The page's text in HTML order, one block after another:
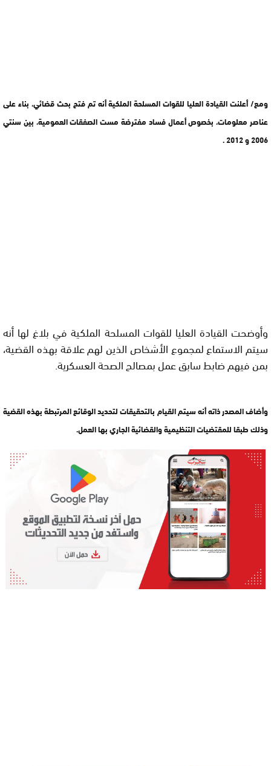
ومع/ أعلنت القيادة العليا للقوات المسلحة الملكية أنه تم فتح بحث قضائي، بناء على
عناصر معلومات، بخصوص أعمال فساد مفترضة مست الصفقات العمومية، بين سنتي
2006 و 2012 .
وأوضحت القيادة العليا للقوات المسلحة الملكية في بلاغ لها أنه
سيتم الاستماع لمجموع الأشخاص الذين لهم علاقة بهذه القضية،
بمن فيهم ضابط سابق عمل بمصالح الصحة العسكرية.
وأضاف المصدر ذاته أنه سيتم القيام بالتحقيقات لتحديد الوقائع المرتبطة بهذه القضية
وذلك طبقا للمقتضيات التنظيمية والقضائية الجاري بها العمل.